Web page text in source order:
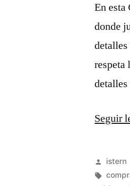
En
donde
respeta
Seguir
por
istern